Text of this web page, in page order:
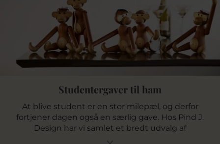
Studentergaver til ham
At blive student er en stor milepæl, og derfor
fortjener dagen også en særlig gave. Hos Pind J.
Design har vi samlet et bredt udvalg af
studentergaver til ham, hvor du finder både